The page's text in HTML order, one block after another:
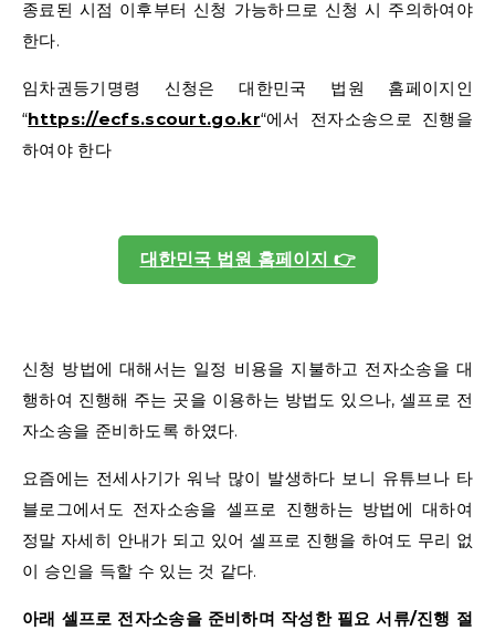
종료된 시점 이후부터 신청 가능하므로 신청 시 주의하여야
한다.
임차권등기명령 신청은 대한민국 법원 홈페이지인
“https://ecfs.scourt.go.kr“에서 전자소송으로 진행을
하여야 한다
대한민국 법원 홈페이지 👉
신청 방법에 대해서는 일정 비용을 지불하고 전자소송을 대
행하여 진행해 주는 곳을 이용하는 방법도 있으나, 셀프로 전
자소송을 준비하도록 하였다.
요즘에는 전세사기가 워낙 많이 발생하다 보니 유튜브나 타
블로그에서도 전자소송을 셀프로 진행하는 방법에 대하여
정말 자세히 안내가 되고 있어 셀프로 진행을 하여도 무리 없
이 승인을 득할 수 있는 것 같다.
아래 셀프로 전자소송을 준비하며 작성한 필요 서류/진행 절